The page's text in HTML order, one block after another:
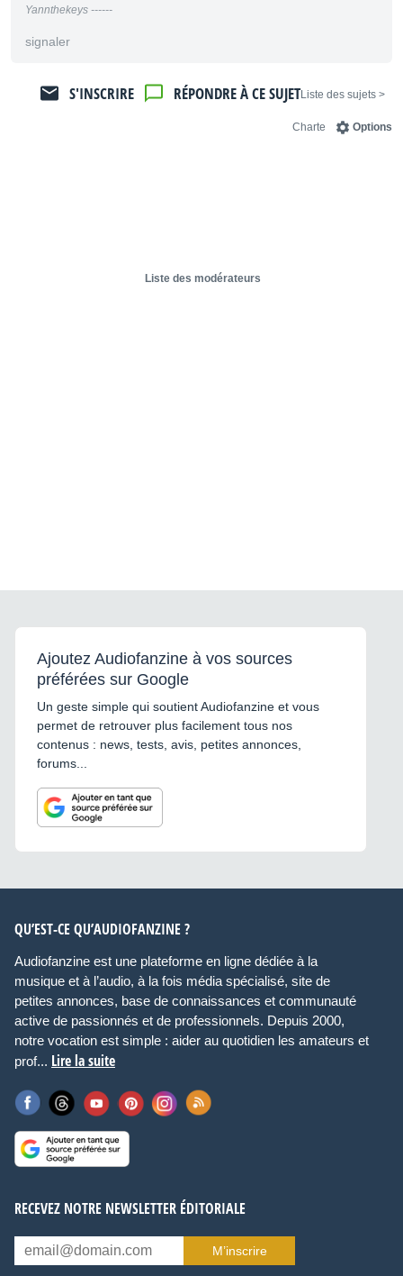
Yannthekeys ------
signaler
< Liste des sujets
RÉPONDRE À CE SUJET
S'INSCRIRE
Options
Charte
Liste des modérateurs
Ajoutez Audiofanzine à vos sources
préférées sur Google
Un geste simple qui soutient Audiofanzine et vous
permet de retrouver plus facilement tous nos
contenus : news, tests, avis, petites annonces,
forums...
QU’EST-CE QU’AUDIOFANZINE ?
Audiofanzine est une plateforme en ligne dédiée à la
musique et à l’audio, à la fois média spécialisé, site de
petites annonces, base de connaissances et communauté
active de passionnés et de professionnels. Depuis 2000,
notre vocation est simple : aider au quotidien les amateurs et
prof... Lire la suite
RECEVEZ NOTRE NEWSLETTER ÉDITORIALE
M’inscrire